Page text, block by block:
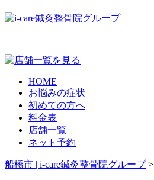
HOME
お悩みの症状
初めての方へ
料金表
店舗一覧
ネット予約
船橋市 | i-care鍼灸整骨院グループ>